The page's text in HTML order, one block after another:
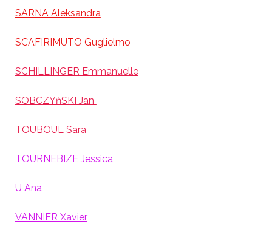
SARNA Aleksandra
SCAFIRIMUTO Guglielmo
SCHILLINGER Emmanuelle
SOBCZYńSKI Jan
TOUBOUL Sara
TOURNEBIZE Jessica
U Ana
VANNIER Xavier